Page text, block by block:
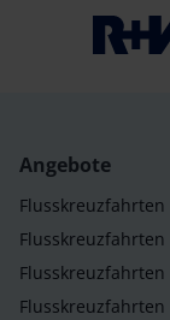
Angebote
Flusskreuzfahrten
Flusskreuzfahrten
Flusskreuzfahrten